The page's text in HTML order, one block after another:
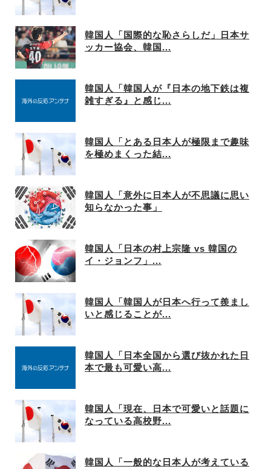
韓国人「国際的な恥さらしだ」日本サ
ッカー協会、韓国...
韓国人「韓国人が『日本の地下鉄は複
雑すぎる』と感じ...
韓国人「とある日本人が極限まで趣味
を極めまくった結...
韓国人「意外に日本人が不思議に思い
知らなかった事」
韓国人「日本の村上宗隆 vs 韓国の
イ・ジョンフ」...
韓国人「韓国人が日本へ行って羨まし
いと感じることが...
韓国人「日本全国から選び抜かれた日
本で最も可愛い高...
韓国人「現在、日本で可愛いと話題に
なっている高校野...
韓国人「一般的な日本人が考えている